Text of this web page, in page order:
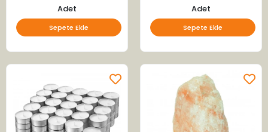
Adet
Sepete Ekle
Adet
Sepete Ekle